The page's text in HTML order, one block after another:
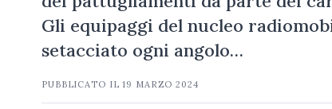
Gli equipaggi del nucleo
setacciato ogni angolo…
PUBBLICATO IL19 MARZO 2024